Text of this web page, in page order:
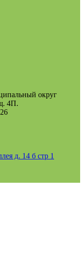
округ
4П.
д. 14 б стр 1